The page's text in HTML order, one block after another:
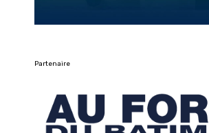
Partenaire